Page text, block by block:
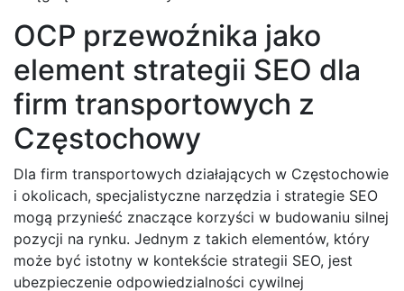
OCP przewoźnika jako
element strategii SEO dla
firm transportowych z
Częstochowy
Dla firm transportowych działających w Częstochowie
i okolicach, specjalistyczne narzędzia i strategie SEO
mogą przynieść znaczące korzyści w budowaniu silnej
pozycji na rynku. Jednym z takich elementów, który
może być istotny w kontekście strategii SEO, jest
ubezpieczenie odpowiedzialności cywilnej